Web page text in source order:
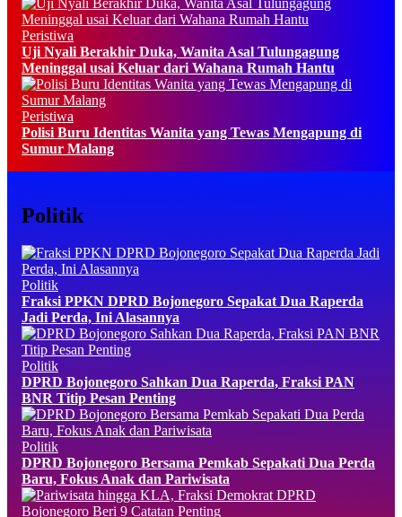
Peristiwa
Uji Nyali Berakhir Duka, Wanita Asal Tulungagung
Meninggal usai Keluar dari Wahana Rumah Hantu
Peristiwa
Polisi Buru Identitas Wanita yang Tewas Mengapung di
Sumur Malang
Politik
Politik
Fraksi PPKN DPRD Bojonegoro Sepakat Dua Raperda
Jadi Perda, Ini Alasannya
Politik
DPRD Bojonegoro Sahkan Dua Raperda, Fraksi PAN
BNR Titip Pesan Penting
Politik
DPRD Bojonegoro Bersama Pemkab Sepakati Dua Perda
Baru, Fokus Anak dan Pariwisata